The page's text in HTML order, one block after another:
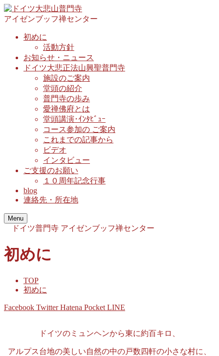
アイゼンブッフ禅センター
初めに
活動方針
お知らせ・ニュース
ドイツ大悲正法山興聖普門寺
施設のご案内
堂頭の紹介
普門寺の歩み
愛禅佛府とは
堂頭講演･ｲﾝﾀﾋﾞｭｰ
コース参加の ご案内
これまでの記事から
ビデオ
インタビュー
ご支援のお願い
１０周年記念行事
blog
連絡先・所在地
Menu
ドイツ普門寺 アイゼンブッフ禅センター
初めに
TOP
初めに
Facebook TwitterHatena Pocket LINE
ドイツのミュンヘンから東に約百キロ、
アルプス台地の美しい自然の中の戸数四軒の小さな村に、